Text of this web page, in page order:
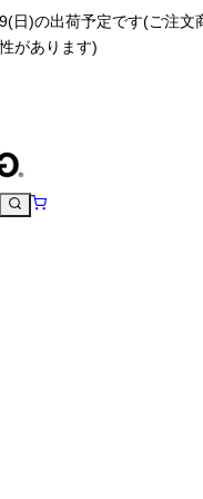
日)の出荷予定です(ご注文
があります)